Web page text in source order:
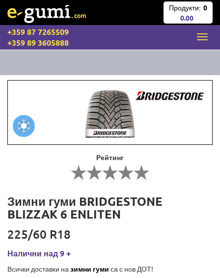
Продукти: 0
0.00
+359 87 7265509
+359 89 3605888
Рейтинг
Зимни гуми BRIDGESTONE
BLIZZAK 6 ENLITEN
225/60 R18
Налични над 9 +
Всички доставки на зимни гуми са с нов ДОТ!